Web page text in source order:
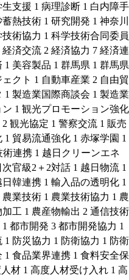
生支援 1 病理診断 1 白内障手
蓄熱技術 1 研究開発 1 神奈川
技術協力 1 科学技術合同委員
経済交流 2 経済協力 7 経済連
1 美容製品 1 群馬県 1 群馬県
クト 1 自動車産業 2 自由貿
1 製造業国際商談会 1 製造業
ン 1 観光プロモーション強化
2 観光協定 1 警察交流 1 販売
1 貿易流通強化 1 赤塚学園 1
術連携 1 越日クリーンエネ
次官級2＋2対話 1 越日物流 1
日韓連携 1 輸入品の透明化 1
農業技術 1 農業技術協力 1 農
加工 1 農産物輸出 2 通信技術
1 都市開発 3 都市開発協力 1
1 防災協力 1 防衛協力 1 防衛
1 食品業界連携 1 食料安全保
材 1 高度人材受け入れ 1 高